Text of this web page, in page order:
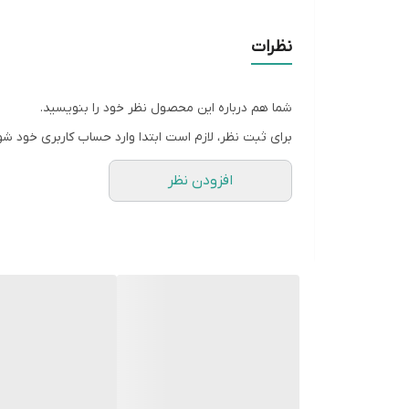
نظرات
شما هم درباره این محصول نظر خود را بنویسید.
برای ثبت نظر، لازم است ابتدا وارد حساب کاربری خود
افزودن نظر